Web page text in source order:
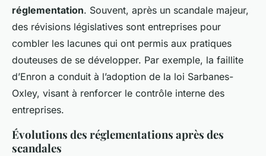
réglementation. Souvent, après un scandale majeur,
des révisions législatives sont entreprises pour
combler les lacunes qui ont permis aux pratiques
douteuses de se développer. Par exemple, la faillite
d’Enron a conduit à l’adoption de la loi Sarbanes-
Oxley, visant à renforcer le contrôle interne des
entreprises.
Évolutions des réglementations après des
scandales